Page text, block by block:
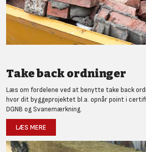
Take back ordninger
Læs om fordelene ved at benytte take back
hvor dit byggeprojektet bl.a. opnår point i
DGNB og Svanemærkning.
LÆS MERE